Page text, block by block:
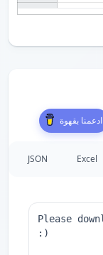
ادعمنا بقهوة
JSON Excel